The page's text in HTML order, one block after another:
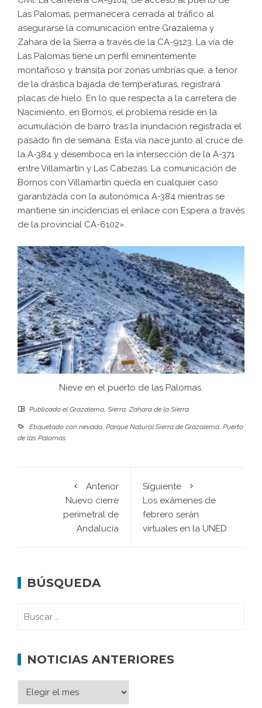
Las Palomas, permanecerá cerrada al tráfico al
asegurarse la comunicación entre Grazalema y
Zahara de la Sierra a través de la CA-9123. La vía de
Las Palomas tiene un perfil eminentemente
montañoso y transita por zonas umbrías que, a tenor
de la drástica bajada de temperaturas, registrará
placas de hielo. En lo que respecta a la carretera de
Nacimiento, en Bornos, el problema reside en la
acumulación de barro tras la inundación registrada el
pasado fin de semana. Esta vía nace junto al cruce de
la A-384 y desemboca en la intersección de la A-371
entre Villamartín y Las Cabezas. La comunicación de
Bornos con Villamartín queda en cualquier caso
garantizada con la autonómica A-384 mientras se
mantiene sin incidencias el enlace con Espera a través
de la provincial CA-6102».
Nieve en el puerto de las Palomas.
Publicado el Grazalema, Sierra,Zahara de la Sierra
Etiquetado con nevada, Parque Natural Sierra de Grazalema, Puerto
de las Palomas
Anterior
Nuevo cierre
perimetral de
Andalucía
Siguiente
Los exámenes de
febrero serán
virtuales en la UNED
BÚSQUEDA
NOTICIAS ANTERIORES